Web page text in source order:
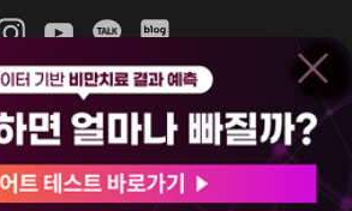
·의원 이용약관
홈페이지 이용약관
비급여진료수가
서초구 서초대로52길 7, 3~4층(서초동, 제일빌딩)
120-87-04354ㅣ김남철
2025 365mc. ALL RIGHTS RESERVED.